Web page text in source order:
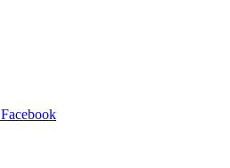
Facebook